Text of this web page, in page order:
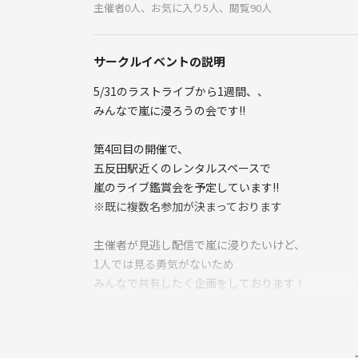
主催者0人、お気に入り5人、閲覧90人
サークルイベントの説明
5/31のラストライブから1週間、、
みんなで嵐に浸ろうの会です!!
第4回目の開催で、
五反田駅近くのレンタルスペースで
嵐のライブ鑑賞会を予定しています!!
※既に複数名参加が決まっております
主催者が見逃し配信で嵐に浸りたいけど、
1人では見る勇気がないため
みんなで共有したく企画をしております！